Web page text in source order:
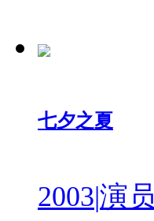
七夕之夏
2003|演员